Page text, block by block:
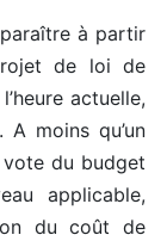
à partir
de loi de
actuelle,
moins qu’un
du budget
applicable,
du coût de